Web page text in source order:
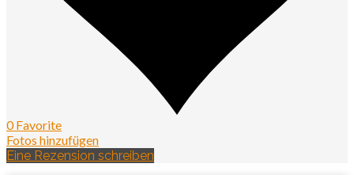
0 Favorite
Fotos hinzufügen
Eine Rezension schreiben